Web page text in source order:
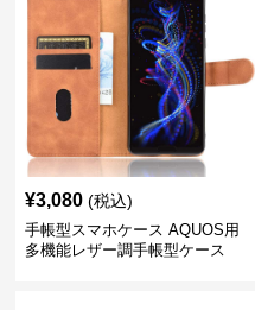
¥3,080 (税込)
手帳型スマホケース AQUOS用
多機能レザー調手帳型ケース